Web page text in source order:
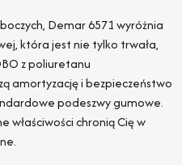
Demar 6571 wyróżnia
która jest nie tylko trwała,
z poliuretanu
amortyzację i bezpieczeństwo
podeszwy gumowe.
chronią Cię w